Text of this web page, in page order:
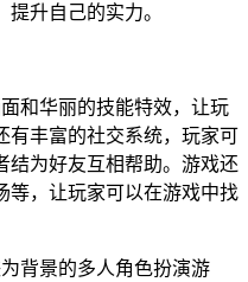
升自己的实力。
和华丽的技能特效，让玩
有丰富的社交系统，玩家可
结为好友互相帮助。游戏还
等，让玩家可以在游戏中找
背景的多人角色扮演游